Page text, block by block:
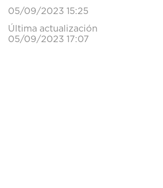
05/09/2023 15:25
Última actualización
05/09/2023 17:07